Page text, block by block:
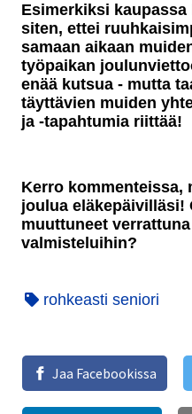
Esimerkiksi
siten, ettei
samaan aikaan
työpaikan
enää kutsua - mutta
täyttävien muiden
ja -tapahtumia riittää!
Kerro kommenteissa,
joulua eläkepäivilläsi!
muuttuneet
valmisteluihin?
rohkeasti seniori
Jaa Facebookissa